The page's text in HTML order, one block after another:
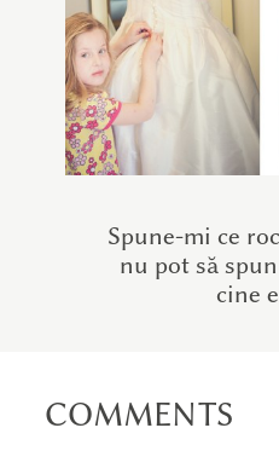
Spune-mi ce
nu pot să
cine
COMMENTS